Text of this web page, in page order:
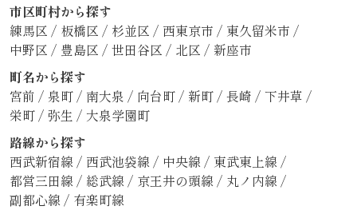
市区町村から探す
練馬区 / 板橋区 / 杉並区 / 西東京市 / 東久留米市 /
中野区 / 豊島区 / 世田谷区 / 北区 / 新座市
町名から探す
宮前 / 泉町/ 南大泉 / 向台町/ 新町/ 長崎 / 下井草 /
栄町/ 弥生 / 大泉学園町
路線から探す
西武新宿線/ 西武池袋線/ 中央線/ 東武東上線/
都営三田線/ 総武線/ 京王井の頭線/ 丸ノ内線/
副都心線/ 有楽町線